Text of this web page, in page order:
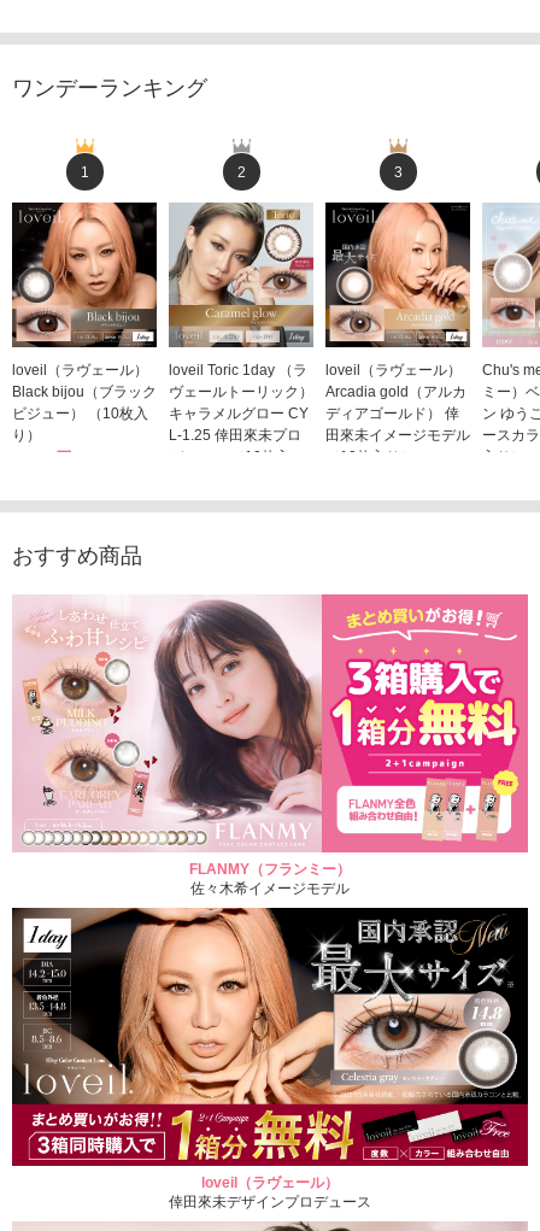
ワンデーランキング
1
loveil（ラヴェール）
Black bijou（ブラック
ビジュー） （10枚入
り）
1,760円
2
loveil Toric 1day （ラ
ヴェールトーリック）
キャラメルグロー CY
L-1.25 倖田來未プロ
デュース （10枚入
1,760円(税込)
3
loveil（ラヴェール）
Arcadia gold（アルカ
ディアゴールド） 倖
田來未イメージモデル
（10枚入り）
Chu's
ミー）
ン ゆう
ースカ
入り）
おすすめ商品
FLANMY（フランミー）
佐々木希イメージモデル
loveil（ラヴェール）
倖田來未デザインプロデュース